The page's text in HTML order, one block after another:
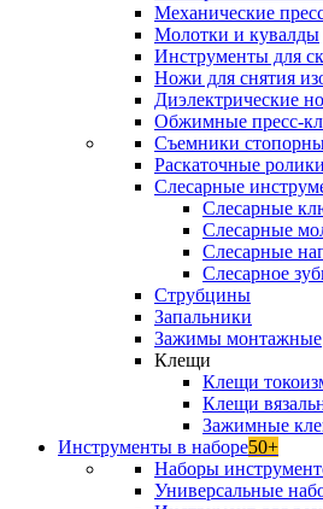
Механические
Молотки и кувалды
Инструменты для
Ножи для снятия
Диэлектрические
Обжимные пресс-
Съемники
Раскаточные
Слесарные
Слесарные
Слесарные
Слесарные
Слесарное
Струбцины
Запальники
Зажимы монтажные
Клещи
Клещи
Клещи
Зажимные
Инструменты в наборе50+
Наборы
Универсальные